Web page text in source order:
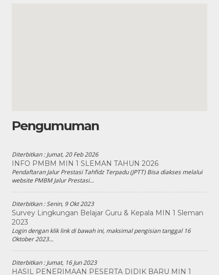
Pengumuman
Diterbitkan :Jumat, 20 Feb 2026
INFO PMBM MIN 1 SLEMAN TAHUN 2026
Pendaftaran Jalur Prestasi Tahfidz Terpadu (JPTT) Bisa diakses melalui
website PMBM Jalur Prestasi...
Diterbitkan :Senin, 9 Okt 2023
Survey Lingkungan Belajar Guru & Kepala MIN 1 Sleman
2023
Login dengan klik link di bawah ini, maksimal pengisian tanggal 16
Oktober 2023...
Diterbitkan :Jumat, 16 Jun 2023
HASIL PENERIMAAN PESERTA DIDIK BARU MIN 1